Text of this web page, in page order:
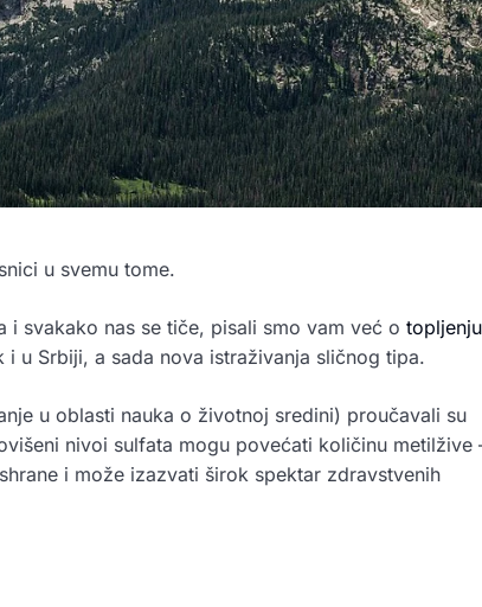
u svemu tome.
i svakako nas se tiče, pisali smo vam već o topljenju
u Srbiji, a sada nova istraživanja sličnog tipa.
u oblasti nauka o životnoj sredini) proučavali su
nivoi sulfata mogu povećati količinu metilžive
i može izazvati širok spektar zdravstvenih